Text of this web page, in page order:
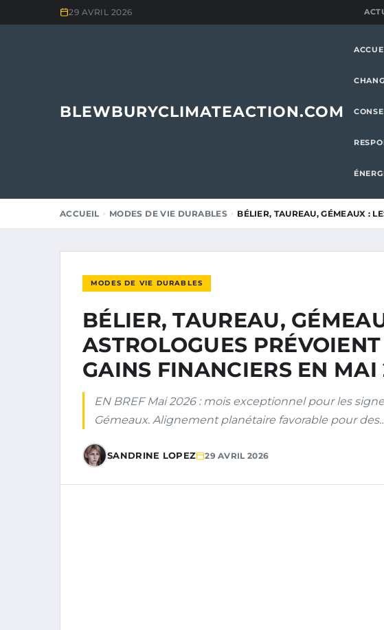
29 AVRIL 2026
BLEWBURYCLIMATEACTION.COM
ACCUEIL MODES DE VIE DURABLES BÉLIER, TAUREAU, GÉMEAUX :
MODES DE VIE DURABLES
BÉLIER, TAUREAU,
ASTROLOGUES
GAINS FINANCIERS EN
EN BREF Mai 2026 : mois exceptionnel pour les
Gémeaux. Alignement planétaire favorable pour
SANDRINE LOPEZ 29 AVRIL 2026